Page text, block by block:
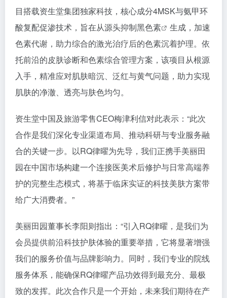
目搭载资生堂集团独家科技，核心成分4MSK与氨甲环
酸复配促渗技术，旨在从源头抑制黑色素
生成，加速
色素代谢，助力综合的激光治疗后的色素沉着护理。依
托前沿的皮肤诊断和色素综合管理方案，该项目从根源
入手，精准应对肌肤暗沉、泛红与黄气问题，助力实现
肌肤的净澈、透亮与肤色均匀。
资生堂中国及旅游零售CEO梅津利信对此表示：“此次
合作是我们深化专业渠道布局、推动科研与专业服务融
合的关键一步。以RQ律曜为先导，我们正携手美丽田
园在中国市场构建一个连接医美术后修护与日常高端养
护的完整生态模式，将基于临床实证的科技美肤方案带
给广大消费者。”
美丽田园董事长李阳则指出：“引入RQ律曜，是我们为
会员提供前沿科技护肤体验的重要举措，它将显著增强
我们的服务价值与品牌影响力。同时，我们专业的院线
服务体系，能确保RQ律曜产品功效得到最充分、最极
致的发挥。此次合作只是一个开始，未来我们期待在产